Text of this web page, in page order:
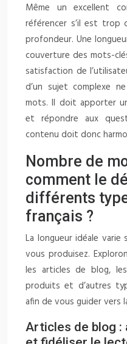
Même un excellent
référencer s’il est
profondeur. Une
couverture des mots-
satisfaction de
d’un sujet complexe
mots. Il doit apporter
et répondre aux
contenu doit donc
Nombre de
comment le
différents
français ?
La longueur idéale
vous produisez.
les articles de blog,
produits et d’autres
afin de vous guider vers
Articles de blog :